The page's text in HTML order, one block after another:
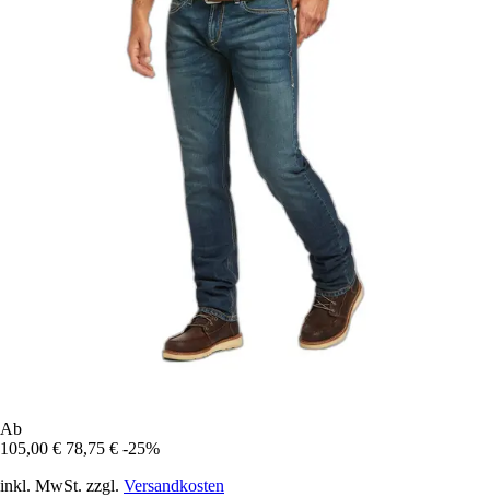
Ab
105,00 € 78,75 € -25%
inkl. MwSt. zzgl. Versandkosten